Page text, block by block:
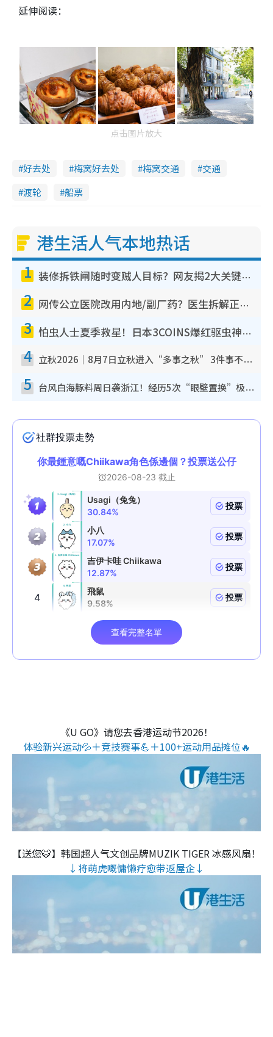
延伸阅读：
点击图片放大
好去处 梅窝好去处 梅窝交通
交通
渡轮
船票
港生活人气本地热话
1 装修拆铁闸随时变贼人目标？网友揭2大关键用途：装新款等于白装？附新旧铁闸分别
2 网传公立医院改用内地/副厂药？医生拆解正副厂分别，揭4类人换药随时出事
3 怕虫人士夏季救星！日本3COINS爆红驱虫神器$45起 1招“全程免触碰”轻松搞定小强
4 立秋2026｜8月7日立秋进入“多事之秋” 3件事不可做！专家教6招开运 清杂物／钱包纳气接好运
5 台风白海豚料周日袭浙江！经历5次“眼壁置换”极罕见 成登陆内地最长途台风
《U GO》请您去香港运动节2026！
体验新兴运动💦＋竞技赛事💪＋100+运动用品摊位🔥
【送您🐯】韩国超人气文创品牌MUZIK TIGER 冰感风扇！
↓将萌虎嘅慵懒疗愈带返屋企↓